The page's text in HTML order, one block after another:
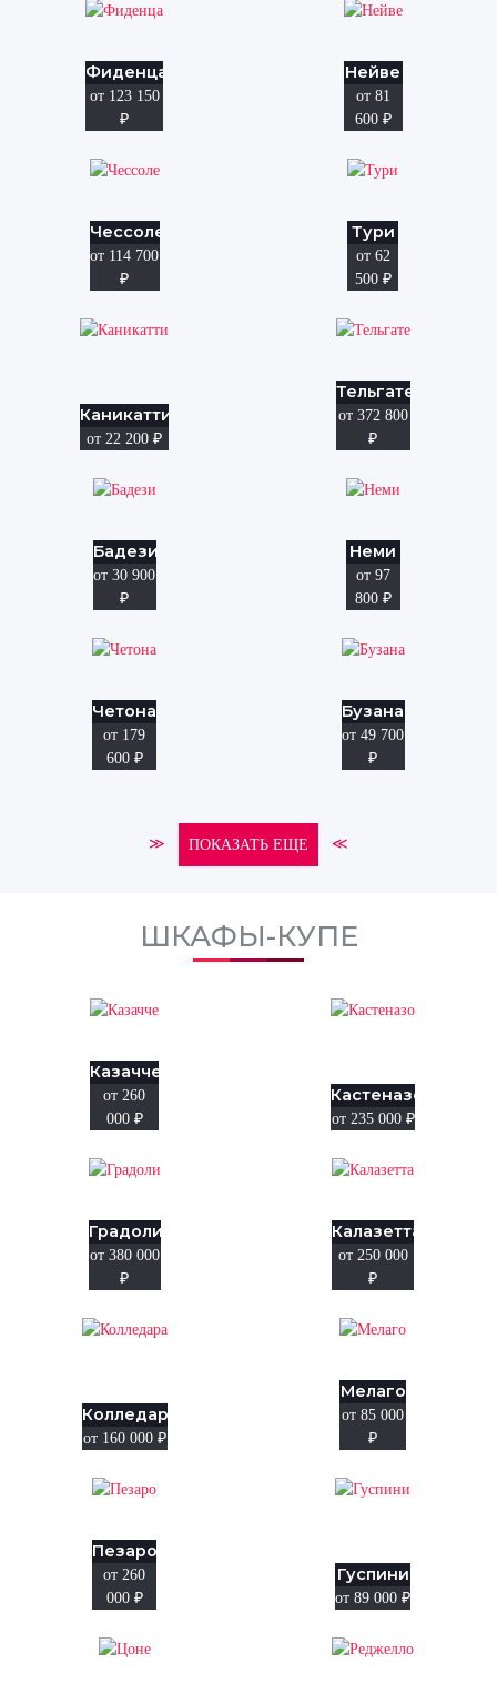
Фиденца
от 123 150
₽
Нейве
от 81
600 ₽
Чессоле
от 114 700
₽
Тури
от 62
500 ₽
Каникатти
от 22 200 ₽
Тельгате
от 372 800
₽
Бадези
от 30 900
₽
Неми
от 97
800 ₽
Четона
от 179
600 ₽
Бузана
от 49 700
₽
≫ ПОКАЗАТЬ ЕЩЕ ≪
ШКАФЫ-КУПЕ
Казачче
от 260
000 ₽
Кастеназо
от 235 000 ₽
Градоли
от 380 000
₽
Калазетта
от 250 000
₽
Колледара
от 160 000 ₽
Мелаго
от 85 000
₽
Пезаро
от 260
000 ₽
Гуспини
от 89 000 ₽